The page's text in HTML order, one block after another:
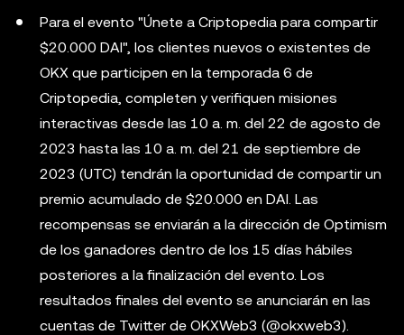
Para el evento "Únete a Criptopedia para compartir
$20.000 DAI", los clientes nuevos o existentes de
OKX que participen en la temporada 6 de
Criptopedia, completen y verifiquen misiones
interactivas desde las 10 a. m. del 22 de agosto de
2023 hasta las 10 a. m. del 21 de septiembre de
2023 (UTC) tendrán la oportunidad de compartir un
premio acumulado de $20.000 en DAI. Las
recompensas se enviarán a la dirección de Optimism
de los ganadores dentro de los 15 días hábiles
posteriores a la finalización del evento. Los
resultados finales del evento se anunciarán en las
cuentas de Twitter de OKXWeb3 (@okxweb3).